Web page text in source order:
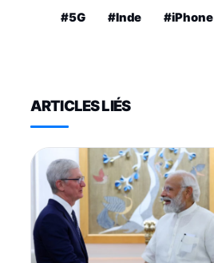
#5G #Inde #iPhone
ARTICLES LIÉS